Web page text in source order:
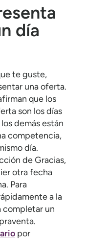
día
te guste,
una oferta.
que los
son los días
demás están
competencia,
día.
de Gracias,
otra fecha
Para
a la
completar un
por